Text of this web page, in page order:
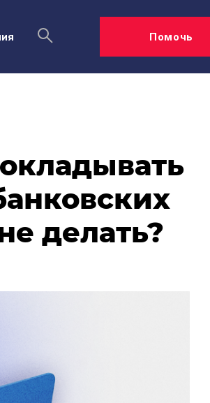
Помочь
делать?